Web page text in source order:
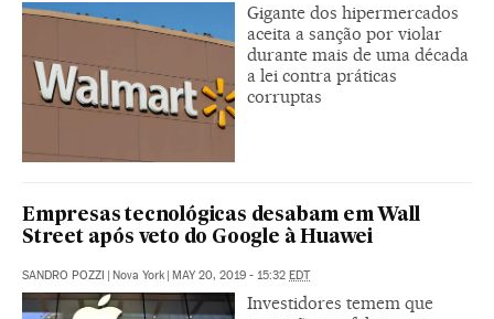
Gigante dos hipermercados
aceita a sanção por violar
durante mais de uma década
a lei contra práticas
corruptas
Empresas tecnológicas desabam em Wall
Street após veto do Google à Huawei
SANDRO POZZI | Nova York | MAY 20, 2019 - 15:32 EDT
Investidores temem que